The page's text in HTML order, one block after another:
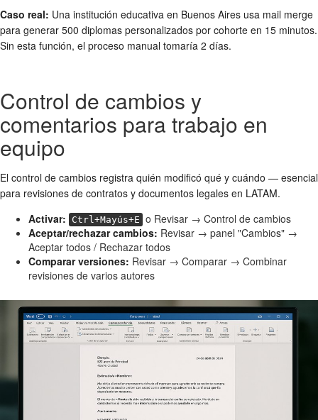
Caso real: Una institución educativa en Buenos Aires usa mail merge
para generar 500 diplomas personalizados por cohorte en 15 minutos.
Sin esta función, el proceso manual tomaría 2 días.
Control de cambios y
comentarios para trabajo en
equipo
El control de cambios registra quién modificó qué y cuándo — esencial
para revisiones de contratos y documentos legales en LATAM.
Activar:
Ctrl+Mayús+E o Revisar → Control de cambios
Aceptar/rechazar cambios: Revisar → panel "Cambios" →
Aceptar todos / Rechazar todos
Comparar versiones: Revisar → Comparar → Combinar
revisiones de varios autores